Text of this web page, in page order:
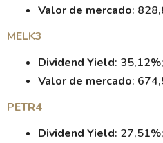
Valor de mercado:
MELK3
Dividend Yield: 35,12%;
Valor de mercado:
PETR4
Dividend Yield: 27,51%;